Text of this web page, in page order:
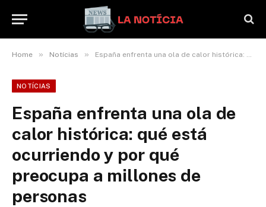
Home » Notícias » España enfrenta una ola de calor histórica: qué está ocurriendo y por qué preocupa a millones de personas
NOTÍCIAS
España enfrenta una ola de
calor histórica: qué está
ocurriendo y por qué
preocupa a millones de
personas